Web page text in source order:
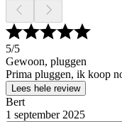
5/5
Gewoon, pluggen
Prima pluggen, ik koop
Lees hele review
Bert
1 september 2025